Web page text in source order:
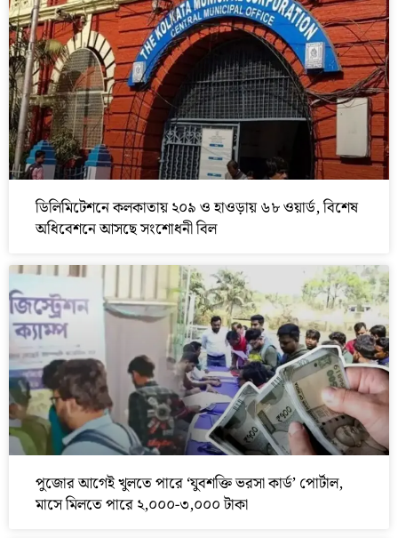
ডিলিমিটেশনে কলকাতায় ২০৯ ও হাওড়ায় ৬৮ ওয়ার্ড, বিশেষ
অধিবেশনে আসছে সংশোধনী বিল
পুজোর আগেই খুলতে পারে ‘যুবশক্তি ভরসা কার্ড’ পোর্টাল,
মাসে মিলতে পারে ২,০০০-৩,০০০ টাকা